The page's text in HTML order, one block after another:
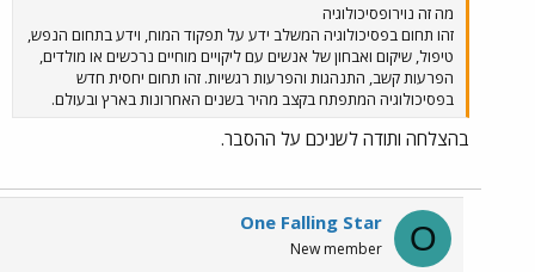
מה זה נוירופסיכולוגיה
זהו תחום בפסיכולוגיה המשלב ידע על תפקוד המוח, וידע בתחום הנפש,
טיפול, שיקום ואבחון של אנשים עם ליקויים מוחיים נרכשים או מולדים,
הפרעות קשב, התנהגות והפרעות רגשיות. זהו תחום יחסית חדש
בפסיכולוגיה המתפתח בקצב מהיר בשנים האחרונות בארץ ובעולם.
בהצלחה ותודה לשניכם על ההסבר.
O
One Falling Star
New member